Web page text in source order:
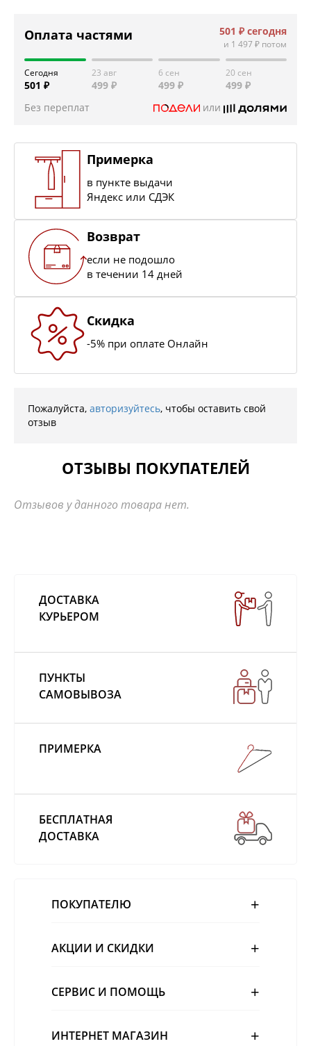
Оплата частями 501 ₽ сегодня
и 1 497 ₽ потом
Сегодня
501 ₽
23 авг
499 ₽
6 сен
499 ₽
20 сен
499 ₽
Без переплат
или
Примерка
в пункте выдачи
Яндекс или СДЭК
Возврат
если не подошло
в течении 14 дней
Скидка
-5% при оплате Онлайн
Пожалуйста, авторизуйтесь, чтобы оставить свой
отзыв
ОТЗЫВЫ ПОКУПАТЕЛЕЙ
Отзывов у данного товара нет.
ДОСТАВКА
КУРЬЕРОМ
ПУНКТЫ
САМОВЫВОЗА
ПРИМЕРКА
БЕСПЛАТНАЯ
ДОСТАВКА
ПОКУПАТЕЛЮ
АКЦИИ И СКИДКИ
СЕРВИС И ПОМОЩЬ
ИНТЕРНЕТ МАГАЗИН